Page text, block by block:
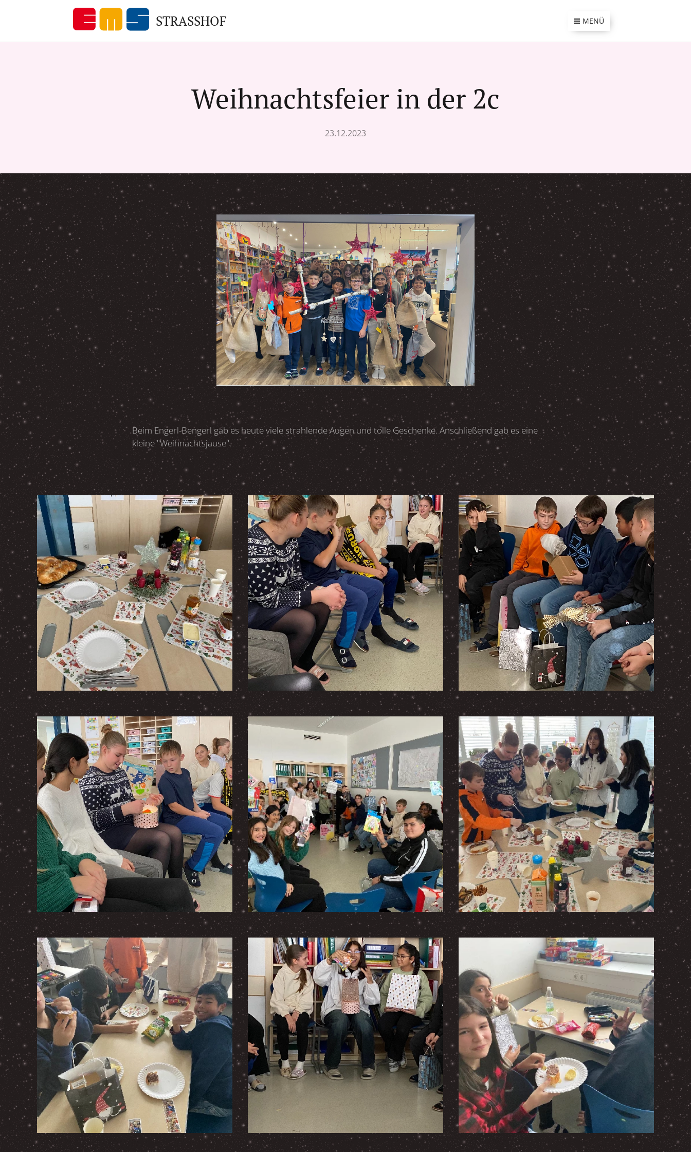
STRASSHOF MENÜ
Weihnachtsfeier in der 2c
23.12.2023
Beim Engerl-Bengerl gab es heute viele strahlende Augen und tolle Geschenke. Anschließend gab es eine
kleine "Weihnachtsjause".